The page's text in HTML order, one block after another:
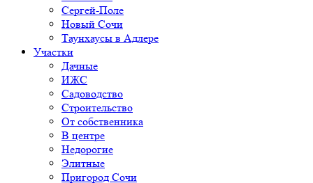
Сергей-Поле
Новый Сочи
Таунхаусы в Адлере
Участки
Дачные
ИЖС
Садоводство
Строительство
От собственника
В центре
Недорогие
Элитные
Пригород Сочи